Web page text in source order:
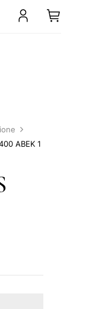
ABEK 1